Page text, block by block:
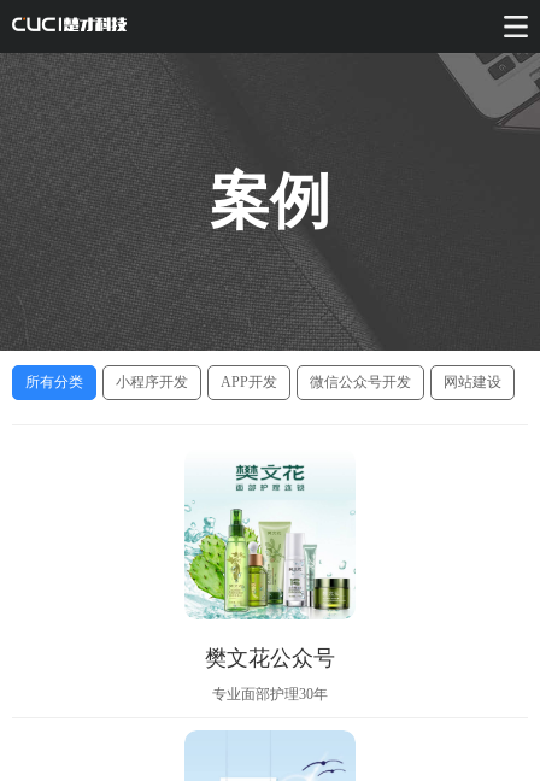
案例
所有分类 小程序开发 APP开发 微信公众号开发 网站建设
樊文花公众号
专业面部护理30年